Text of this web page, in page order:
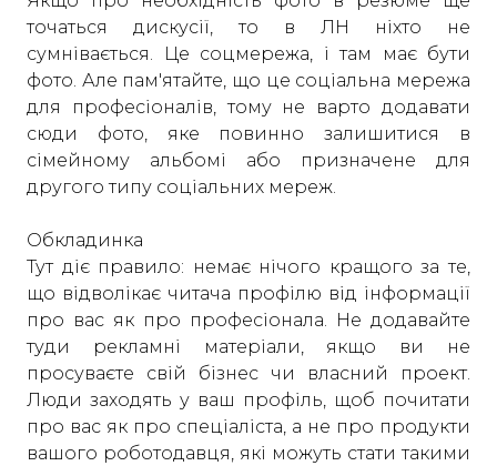
точаться дискусії, то в ЛН ніхто не
сумнівається. Це соцмережа, і там має бути
фото. Але пам'ятайте, що це соціальна мережа
для професіоналів, тому не варто додавати
сюди фото, яке повинно залишитися в
сімейному альбомі або призначене для
другого типу соціальних мереж.
Обкладинка
Тут діє правило: немає нічого кращого за те,
що відволікає читача профілю від інформації
про вас як про професіонала. Не додавайте
туди рекламні матеріали, якщо ви не
просуваєте свій бізнес чи власний проект.
Люди заходять у ваш профіль, щоб почитати
про вас як про спеціаліста, а не про продукти
вашого роботодавця, які можуть стати такими